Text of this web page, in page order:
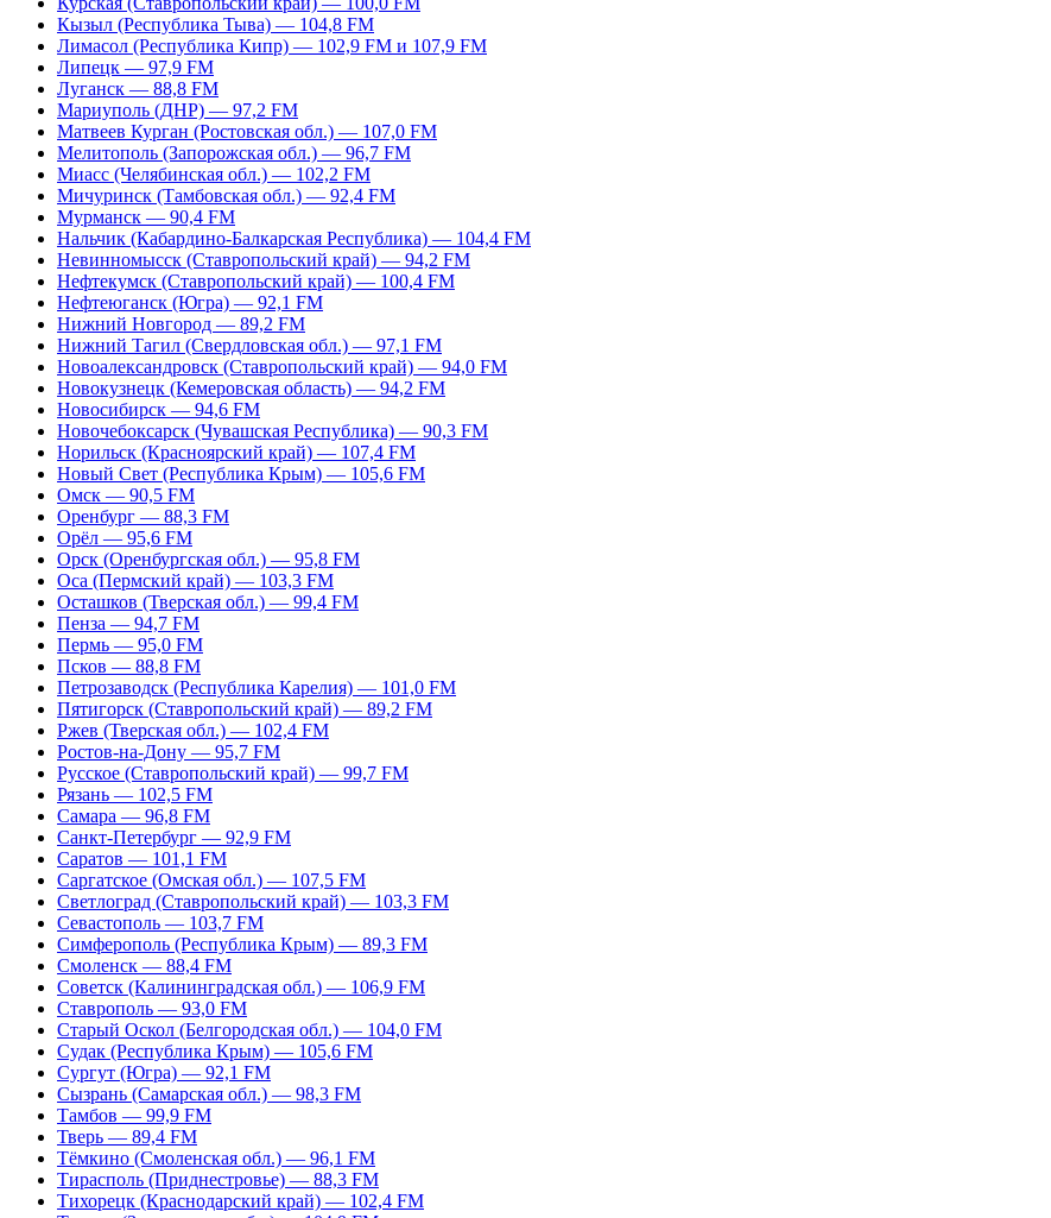
Кызыл (Республика Тыва) — 104,8 FM
Лимасол (Республика Кипр) — 102,9 FM и 107,9 FM
Липецк — 97,9 FM
Луганск — 88,8 FM
Мариуполь (ДНР) — 97,2 FM
Матвеев Курган (Ростовская обл.) — 107,0 FM
Мелитополь (Запорожская обл.) — 96,7 FM
Миасс (Челябинская обл.) — 102,2 FM
Мичуринск (Тамбовская обл.) — 92,4 FM
Мурманск — 90,4 FM
Нальчик (Кабардино-Балкарская Республика) — 104,4 FM
Невинномысск (Ставропольский край) — 94,2 FM
Нефтекумск (Ставропольский край) — 100,4 FM
Нефтеюганск (Югра) — 92,1 FM
Нижний Новгород — 89,2 FM
Нижний Тагил (Свердловская обл.) — 97,1 FM
Новоалександровск (Ставропольский край) — 94,0 FM
Новокузнецк (Кемеровская область) — 94,2 FM
Новосибирск — 94,6 FM
Новочебоксарск (Чувашская Республика) — 90,3 FM
Норильск (Красноярский край) — 107,4 FM
Новый Свет (Республика Крым) — 105,6 FM
Омск — 90,5 FM
Оренбург — 88,3 FM
Орёл — 95,6 FM
Орск (Оренбургская обл.) — 95,8 FM
Оса (Пермский край) — 103,3 FM
Осташков (Тверская обл.) — 99,4 FM
Пенза — 94,7 FM
Пермь — 95,0 FM
Псков — 88,8 FM
Петрозаводск (Республика Карелия) — 101,0 FM
Пятигорск (Ставропольский край) — 89,2 FM
Ржев (Тверская обл.) — 102,4 FM
Ростов-на-Дону — 95,7 FM
Русское (Ставропольский край) — 99,7 FM
Рязань — 102,5 FM
Самара — 96,8 FM
Санкт-Петербург — 92,9 FM
Саратов — 101,1 FM
Саргатское (Омская обл.) — 107,5 FM
Светлоград (Ставропольский край) — 103,3 FM
Севастополь — 103,7 FM
Симферополь (Республика Крым) — 89,3 FM
Смоленск — 88,4 FM
Советск (Калининградская обл.) — 106,9 FM
Ставрополь — 93,0 FM
Старый Оскол (Белгородская обл.) — 104,0 FM
Судак (Республика Крым) — 105,6 FM
Сургут (Югра) — 92,1 FM
Сызрань (Самарская обл.) — 98,3 FM
Тамбов — 99,9 FM
Тверь — 89,4 FM
Тёмкино (Смоленская обл.) — 96,1 FM
Тирасполь (Приднестровье) — 88,3 FM
Тихорецк (Краснодарский край) — 102,4 FM